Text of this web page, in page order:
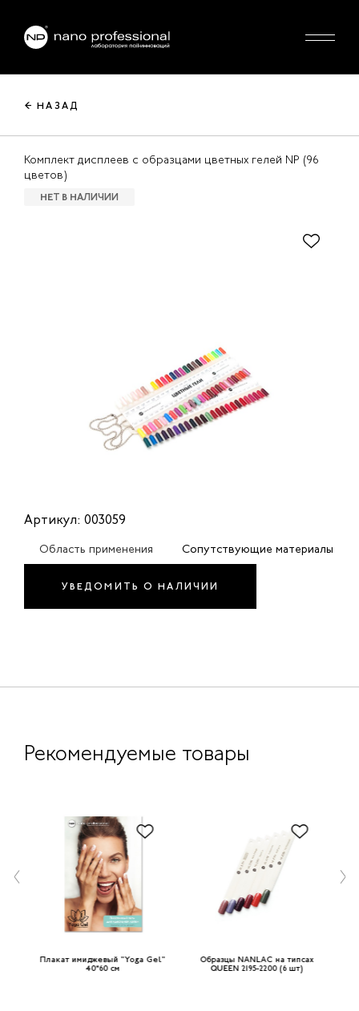
← НАЗАД
Комплект дисплеев с образцами цветных гелей NP (96
цветов)
НЕТ В НАЛИЧИИ
Артикул: 003059
Область применения Сопутствующие материалы
УВЕДОМИТЬ О НАЛИЧИИ
Рекомендуемые товары
Плакат имиджевый "Yoga Gel"
40*60 см
Образцы NANLAC на типсах
QUEEN 2195-2200 (6 шт)